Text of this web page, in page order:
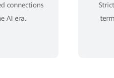
connections
AI era.